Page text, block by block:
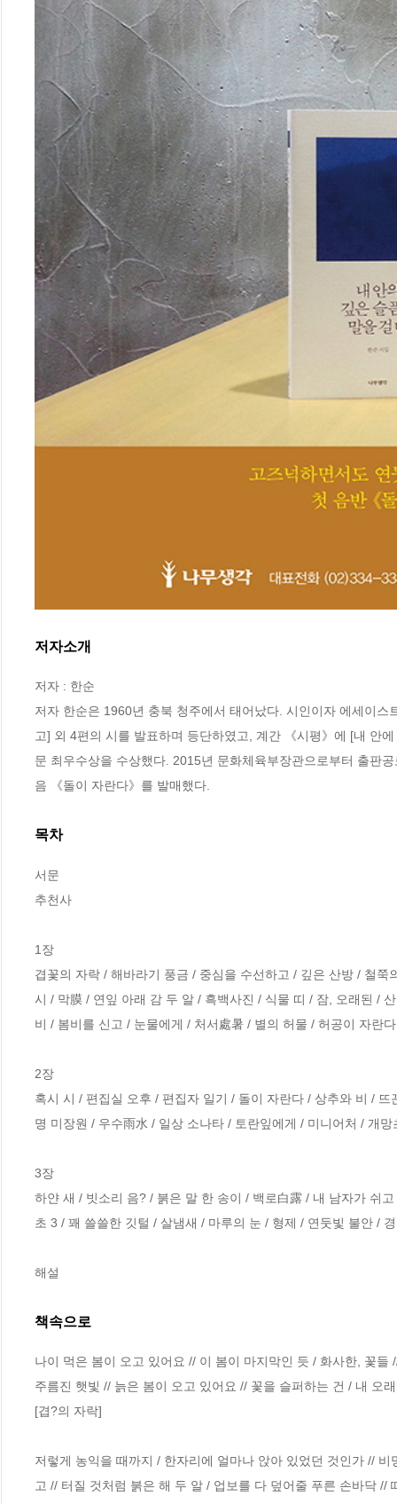
저자소개
저자 : 한순
저자 한순은 1960년 충북 청주에서 태어났다. 시인이자 에세이
고] 외 4편의 시를 발표하며 등단하였고, 계간 《시평》에 [내 안
문 최우수상을 수상했다. 2015년 문화체육부장관으로부터 출판
음 《돌이 자란다》를 발매했다.
목차
서문
추천사
1장
겹꽃의 자락 / 해바라기 풍금 / 중심을 수선하고 / 깊은 산방 / 철
시 / 막膜 / 연잎 아래 감 두 알 / 흑백사진 / 식물 띠 / 잠, 오래된 /
비 / 봄비를 신고 / 눈물에게 / 처서處暑 / 별의 허물 / 허공이 자란
2장
혹시 시 / 편집실 오후 / 편집자 일기 / 돌이 자란다 / 상추와 비 /
명 미장원 / 우수雨水 / 일상 소나타 / 토란잎에게 / 미니어처 / 개
3장
하얀 새 / 빗소리 음? / 붉은 말 한 송이 / 백로白露 / 내 남자가 쉬
초 3 / 꽤 쓸쓸한 깃털 / 살냄새 / 마루의 눈 / 형제 / 연둣빛 불안 /
해설
책속으로
나이 먹은 봄이 오고 있어요 // 이 봄이 마지막인 듯 / 화사한, 꽃
주름진 햇빛 // 늙은 봄이 오고 있어요 // 꽃을 슬퍼하는 건 / 내 오
[겹?의 자락]
저렇게 농익을 때까지 / 한자리에 얼마나 앉아 있었던 것인가 //
고 // 터질 것처럼 붉은 해 두 알 / 업보를 다 덮어줄 푸른 손바닥 //